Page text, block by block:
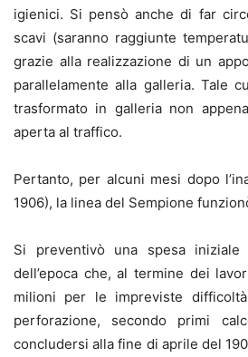
igienici. Si pensò anche di far
scavi (saranno raggiunte
grazie alla realizzazione di un
parallelamente alla galleria. Tale
trasformato in galleria non
aperta al traffico.
Pertanto, per alcuni mesi dopo
1906), la linea del Sempione
Si preventivò una spesa
dell’epoca che, al termine dei
milioni per le impreviste
perforazione, secondo primi
concludersi alla fine di aprile del